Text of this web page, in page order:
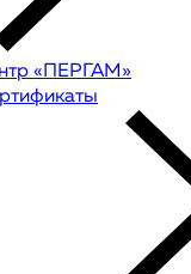
«ПЕРГАМ»